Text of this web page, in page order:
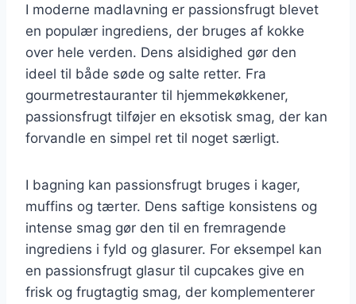
I moderne madlavning er passionsfrugt blevet
en populær ingrediens, der bruges af kokke
over hele verden. Dens alsidighed gør den
ideel til både søde og salte retter. Fra
gourmetrestauranter til hjemmekøkkener,
passionsfrugt tilføjer en eksotisk smag, der kan
forvandle en simpel ret til noget særligt.
I bagning kan passionsfrugt bruges i kager,
muffins og tærter. Dens saftige konsistens og
intense smag gør den til en fremragende
ingrediens i fyld og glasurer. For eksempel kan
en passionsfrugt glasur til cupcakes give en
frisk og frugtagtig smag, der komplementerer